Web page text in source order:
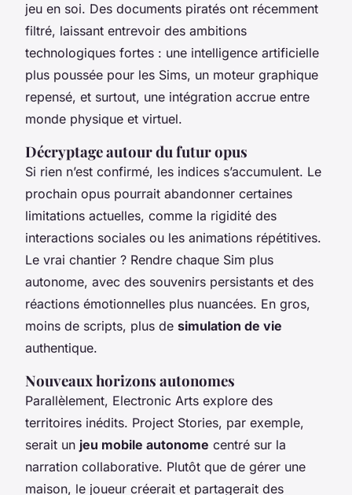
jeu en soi. Des documents piratés ont récemment
filtré, laissant entrevoir des ambitions
technologiques fortes : une intelligence artificielle
plus poussée pour les Sims, un moteur graphique
repensé, et surtout, une intégration accrue entre
monde physique et virtuel.
Décryptage autour du futur opus
Si rien n’est confirmé, les indices s’accumulent. Le
prochain opus pourrait abandonner certaines
limitations actuelles, comme la rigidité des
interactions sociales ou les animations répétitives.
Le vrai chantier ? Rendre chaque Sim plus
autonome, avec des souvenirs persistants et des
réactions émotionnelles plus nuancées. En gros,
moins de scripts, plus de simulation de vie
authentique.
Nouveaux horizons autonomes
Parallèlement, Electronic Arts explore des
territoires inédits. Project Stories, par exemple,
serait un jeu mobile autonome centré sur la
narration collaborative. Plutôt que de gérer une
maison, le joueur créerait et partagerait des